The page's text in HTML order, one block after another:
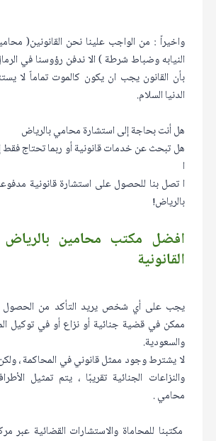
واخيراً : من الواجب علينا نحن القانونين(
النيابه وضباط شرطة ) الا ندفن رؤوسنا في
بأن القانون يجب ان يكون كالموت تماماً لا
الدنيا السلام.
هل أنت بحاجة إلى استشارة محامي بالرياض
هل تبحث عن خدمات قانونية أو ربما تحتاج
ا
ا تصل بنا للحصول على استشارة قانونية
بالرياض!
افضل مكتب محامين بالرياض
القانونية
يجب على أي شخص يريد التأكد من الحصول
ممكن في قضية جنائية أو نزاع أو في توكيل
والسعودية.
لا يشترط وجود ممثل قانوني في المحاكمة ،
والنزاعات الجنائية تقريبًا ، يتم تمثيل
محامي .
مكتبنا للمحاماة والاستشارات القضائية عبر